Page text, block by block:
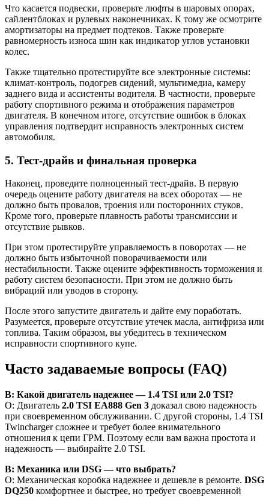
Что касается подвески, проверьте люфты в шаровых опорах,
сайлентблоках и рулевых наконечниках. К тому же осмотрите
амортизаторы на предмет подтеков. Также проверьте
равномерность износа шин как индикатор углов установки
колес.
Также тщательно протестируйте все электронные системы:
климат-контроль, подогрев сидений, мультимедиа, камеру
заднего вида и ассистенты водителя. В частности, проверьте
работу спортивного режима и отображения параметров
двигателя. В конечном итоге, отсутствие ошибок в блоках
управления подтвердит исправность электронных систем
автомобиля.
5. Тест-драйв и финальная проверка
Наконец, проведите полноценный тест-драйв. В первую
очередь оцените работу двигателя на всех оборотах — не
должно быть провалов, троения или посторонних стуков.
Кроме того, проверьте плавность работы трансмиссии и
отсутствие рывков.
При этом протестируйте управляемость в поворотах — не
должно быть избыточной поворачиваемости или
нестабильности. Также оцените эффективность торможения и
работу систем безопасности. При этом не должно быть
вибраций или уводов в сторону.
После этого запустите двигатель и дайте ему поработать.
Разумеется, проверьте отсутствие утечек масла, антифриза или
топлива. Таким образом, вы убедитесь в техническом
исправности спортивного купе.
Часто задаваемые вопросы (FAQ)
В: Какой двигатель надежнее — 1.4 TSI или 2.0 TSI?
О: Двигатель 2.0 TSI EA888 Gen 3 доказал свою надежность
при своевременном обслуживании. С другой стороны, 1.4 TSI
Twincharger сложнее и требует более внимательного
отношения к цепи ГРМ. Поэтому если вам важна простота и
надежность — выбирайте 2.0 TSI.
В: Механика или DSG — что выбрать?
О: Механическая коробка надежнее и дешевле в ремонте. DSG
DQ250 комфортнее и быстрее, но требует своевременной